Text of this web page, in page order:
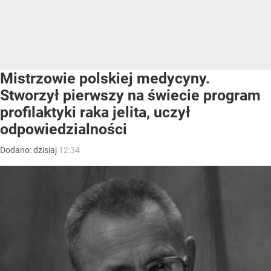
Mistrzowie polskiej medycyny.
Stworzył pierwszy na świecie program
profilaktyki raka jelita, uczył
odpowiedzialności
Dodano:dzisiaj 12:34